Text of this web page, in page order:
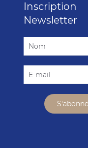
Inscription
Newsletter